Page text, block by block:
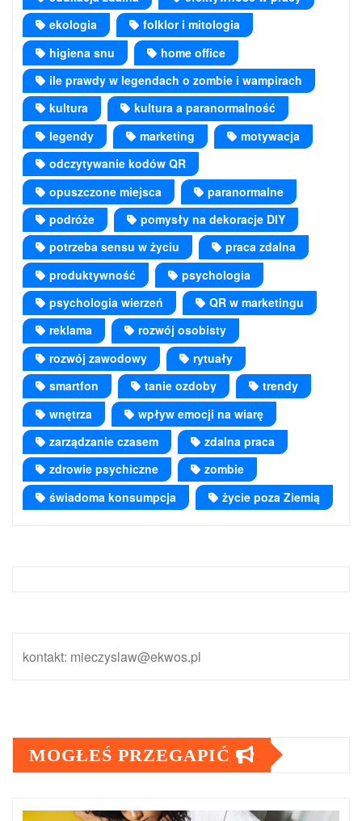
ekologia
folklor i mitologia
higiena snu
home office
ile prawdy w legendach o zombie i wampirach
kultura
kultura a paranormalność
legendy
marketing
motywacja
odczytywanie kodów QR
opuszczone miejsca
paranormalne
podróże
pomysły na dekoracje DIY
potrzeba sensu w życiu
praca zdalna
produktywność
psychologia
psychologia wierzeń
QR w marketingu
reklama
rozwój osobisty
rozwój zawodowy
rytuały
smartfon
tanie ozdoby
trendy
wnętrza
wpływ emocji na wiarę
zarządzanie czasem
zdalna praca
zdrowie psychiczne
zombie
świadoma konsumpcja
życie poza Ziemią
kontakt: mieczyslaw@ekwos.pl
MOGŁEŚ PRZEGAPIĆ